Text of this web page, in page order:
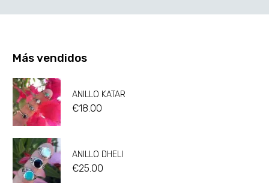
Más vendidos
ANILLO KATAR
€18.00
ANILLO DHELI
€25.00